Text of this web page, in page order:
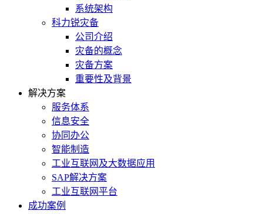
系统架构
科力锐灾备
公司介绍
灾备的概念
灾备方案
重要性及背景
解决方案
服务体系
信息安全
协同办公
智能制造
工业互联网及大数据应用
SAP解决方案
工业互联网平台
成功案例